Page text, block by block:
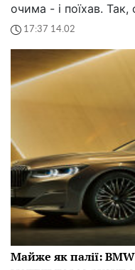
очима - і поїхав.
17:37 14.02
Майже як палії: